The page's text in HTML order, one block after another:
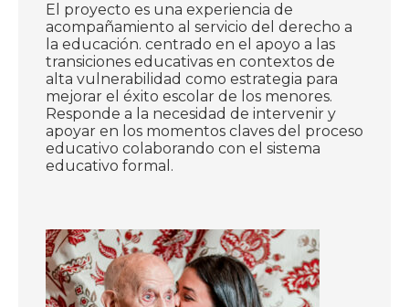
El proyecto es una experiencia de
acompañamiento al servicio del derecho a
la educación. centrado en el apoyo a las
transiciones educativas en contextos de
alta vulnerabilidad como estrategia para
mejorar el éxito escolar de los menores.
Responde a la necesidad de intervenir y
apoyar en los momentos claves del proceso
educativo colaborando con el sistema
educativo formal.